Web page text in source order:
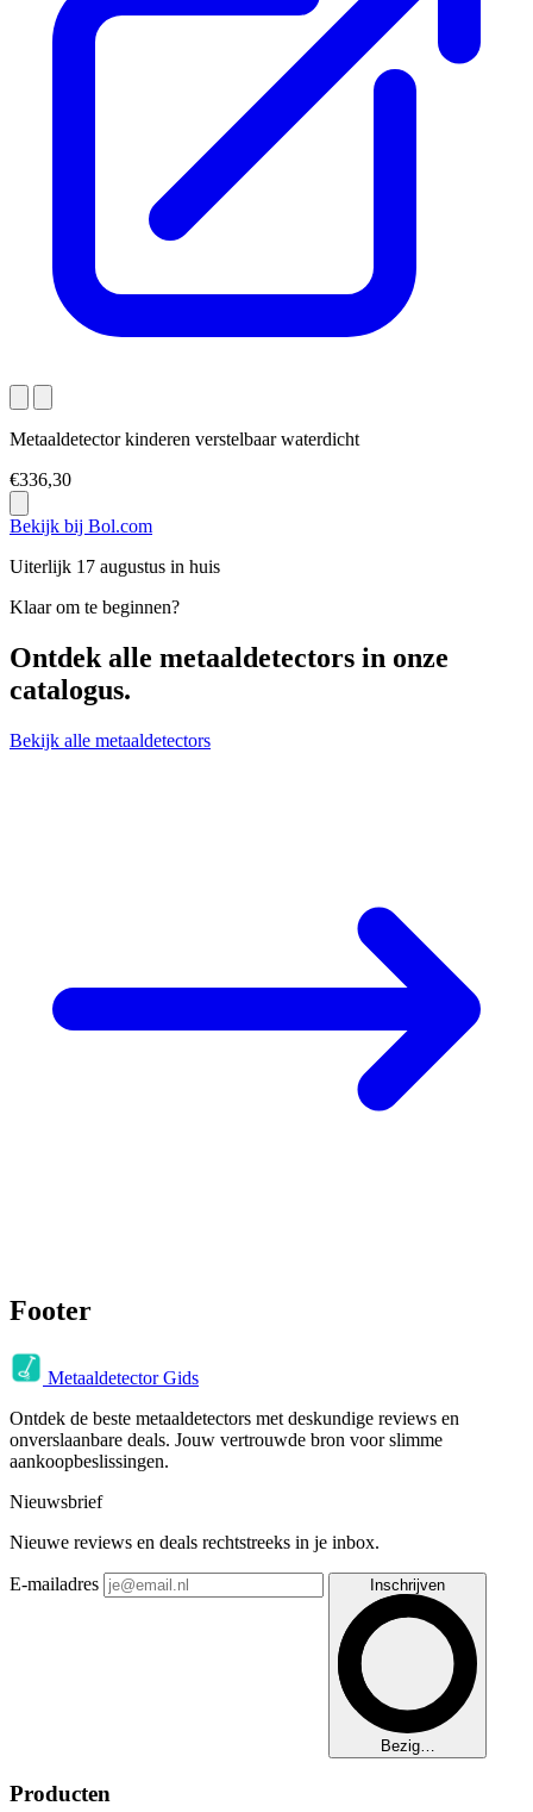
Metaaldetector kinderen verstelbaar waterdicht
€336,30
Bekijk bij Bol.com
Uiterlijk 17 augustus in huis
Klaar om te beginnen?
Ontdek alle metaaldetectors in onze
catalogus.
Bekijk alle metaaldetectors
Footer
Metaaldetector Gids
Ontdek de beste metaaldetectors met deskundige reviews en
onverslaanbare deals. Jouw vertrouwde bron voor slimme
aankoopbeslissingen.
Nieuwsbrief
Nieuwe reviews en deals rechtstreeks in je inbox.
E-mailadres Inschrijven
Bezig…
Producten